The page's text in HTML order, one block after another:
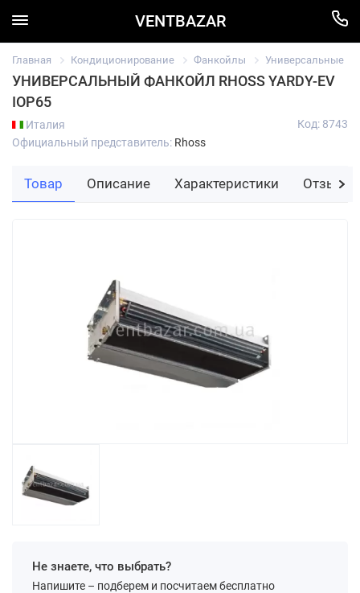
VENTBAZAR
Главная Кондиционирование Фанкойлы Универсальные
УНИВЕРСАЛЬНЫЙ ФАНКОЙЛ RHOSS YARDY-EV
IOP65
Италия
Официальный представитель: Rhoss
Код: 8743
Не знаете, что выбрать?
Напишите – подберем и посчитаем бесплатно
Товар Описание Характеристики Отзывы